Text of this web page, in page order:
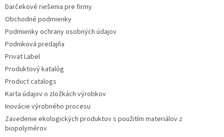
Darčekové riešenia pre firmy
Obchodné podmienky
Podmienky ochrany osobných údajov
Podniková predajňa
Privat Label
Produktový katalóg
Product catalogs
Karta údajov o zložkách výrobkov
Inovácie výrobného procesu
Zavedenie ekologických produktov s použitím materiálov z
biopolymérov